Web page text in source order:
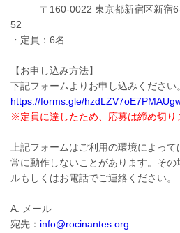
〒160-0022 東京都新宿区新宿6-
52
・定員：6名
【お申し込み方法】
下記フォームよりお申し込みください。
https://forms.gle/
※定員に達したため、応募は締め切り
上記フォームはご利用の環境によっ
常に動作しないことがあります。そ
ルもしくはお電話でご連絡ください。
A. メール
宛先： info@rocinantes.org